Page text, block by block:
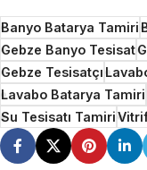
Banyo Batarya Tamiri
Gebze Banyo Tesisat
Gebze Tesisatçı
Lavabo Batarya Tamiri
Su Tesisatı Tamiri